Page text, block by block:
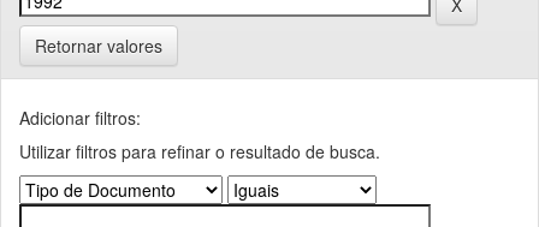
Retornar valores
Adicionar filtros:
Utilizar filtros para refinar o resultado de busca.